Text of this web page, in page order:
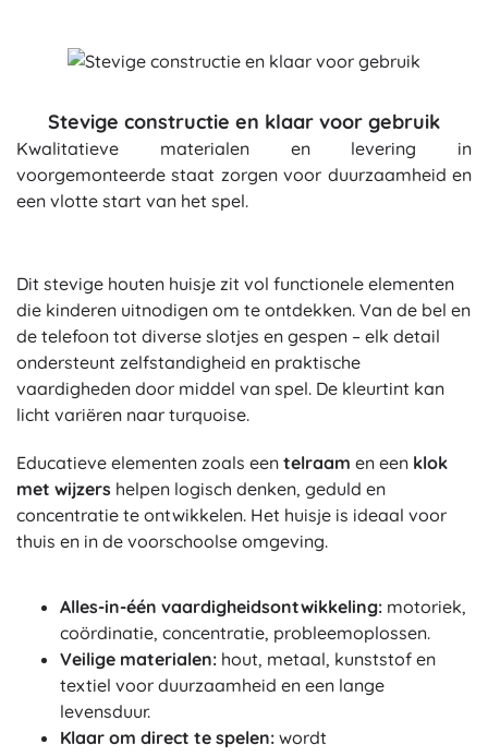
Stevige constructie en klaar voor gebruik
Kwalitatieve materialen en levering in
voorgemonteerde staat zorgen voor duurzaamheid en
een vlotte start van het spel.
Dit stevige houten huisje zit vol functionele elementen
die kinderen uitnodigen om te ontdekken. Van de bel en
de telefoon tot diverse slotjes en gespen – elk detail
ondersteunt zelfstandigheid en praktische
vaardigheden door middel van spel. De kleurtint kan
licht variëren naar turquoise.
Educatieve elementen zoals een telraam en een klok
met wijzers helpen logisch denken, geduld en
concentratie te ontwikkelen. Het huisje is ideaal voor
thuis en in de voorschoolse omgeving.
Alles-in-één vaardigheidsontwikkeling: motoriek,
coördinatie, concentratie, probleemoplossen.
Veilige materialen: hout, metaal, kunststof en
textiel voor duurzaamheid en een lange
levensduur.
Klaar om direct te spelen: wordt